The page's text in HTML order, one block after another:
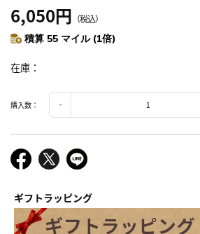
6,050円 （税込）
積算 55 マイル (1倍)
在庫
購入数：
ギフトラッピング